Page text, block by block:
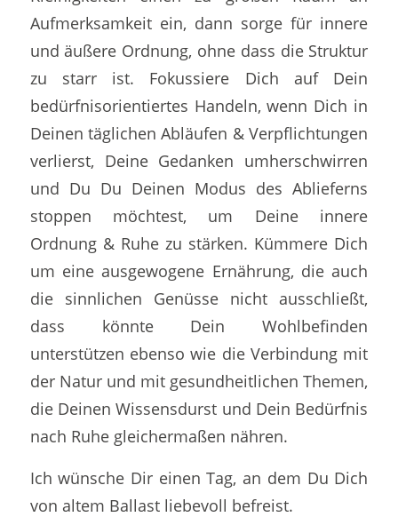
Aufmerksamkeit ein, dann sorge für innere
und äußere Ordnung, ohne dass die Struktur
zu starr ist. Fokussiere Dich auf Dein
bedürfnisorientiertes Handeln, wenn Dich in
Deinen täglichen Abläufen & Verpflichtungen
verlierst, Deine Gedanken umherschwirren
und Du Du Deinen Modus des Ablieferns
stoppen möchtest, um Deine innere
Ordnung & Ruhe zu stärken. Kümmere Dich
um eine ausgewogene Ernährung, die auch
die sinnlichen Genüsse nicht ausschließt,
dass könnte Dein Wohlbefinden
unterstützen ebenso wie die Verbindung mit
der Natur und mit gesundheitlichen Themen,
die Deinen Wissensdurst und Dein Bedürfnis
nach Ruhe gleichermaßen nähren.
Ich wünsche Dir einen Tag, an dem Du Dich
von altem Ballast liebevoll befreist.